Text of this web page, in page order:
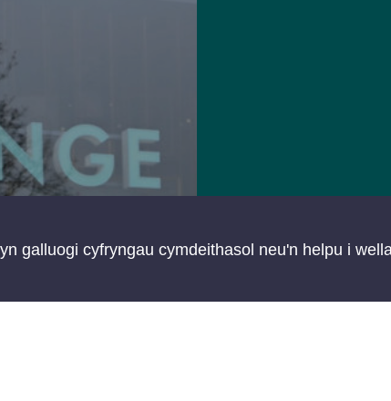
galluogi cyfryngau cymdeithasol neu'n helpu i